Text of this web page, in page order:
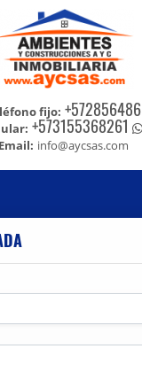
fijo: +572856486
+573155368261
Email: info@aycsas.com